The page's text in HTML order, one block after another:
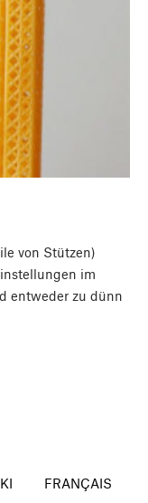
von Stützen)
im
entweder zu dünn
FRANÇAIS